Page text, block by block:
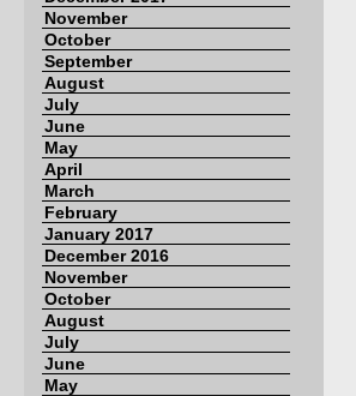
November
October
September
August
July
June
May
April
March
February
January 2017
December 2016
November
October
August
July
June
May